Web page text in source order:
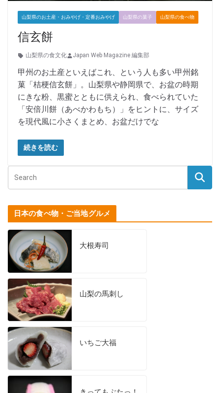
山梨県のお土産・おみやげ・定番おみやげ 山梨県の菓子 山梨県の食べ物
信玄餅
山梨県の食文化 Japan Web Magazine 編集部
甲州のお土産といえばこれ、という人も多い甲州銘
菓「桔梗信玄餅」。山梨県や静岡県で、お盆の時期
にきな粉、黒蜜とともに供えられ、食べられていた
「安倍川餅（あべかわもち）」をヒントに、サイズ
を現代風に小さくまとめ、お盆だけでな
続きを読む
日本の食べ物・ご当地グルメ
大根寿司
山梨の馬刺し
いちご大福